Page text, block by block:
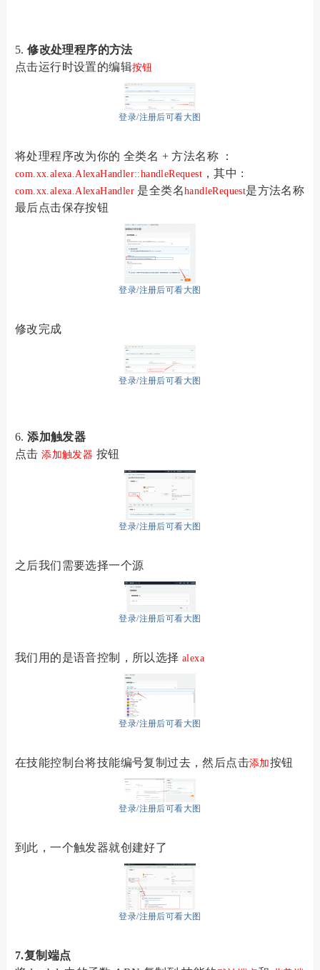
5.修改处理程序的方法
点击运行时设置的编辑按钮
登录/注册后可看大图
将处理程序改为你的 全类名 + 方法名称 ：
com.xx.alexa.AlexaHandler::handleRequest，其中 :
com.xx.alexa.AlexaHandler是全类名handleRequest是方法名称
最后点击保存按钮
登录/注册后可看大图
修改完成
登录/注册后可看大图
6.添加触发器
点击 添加触发器 按钮
登录/注册后可看大图
之后我们需要选择一个源
登录/注册后可看大图
我们用的是语音控制，所以选择 alexa
登录/注册后可看大图
在技能控制台将技能编号复制过去，然后点击添加按钮
登录/注册后可看大图
到此，一个触发器就创建好了
登录/注册后可看大图
7.复制端点